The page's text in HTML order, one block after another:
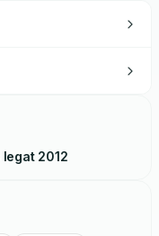
legat2012